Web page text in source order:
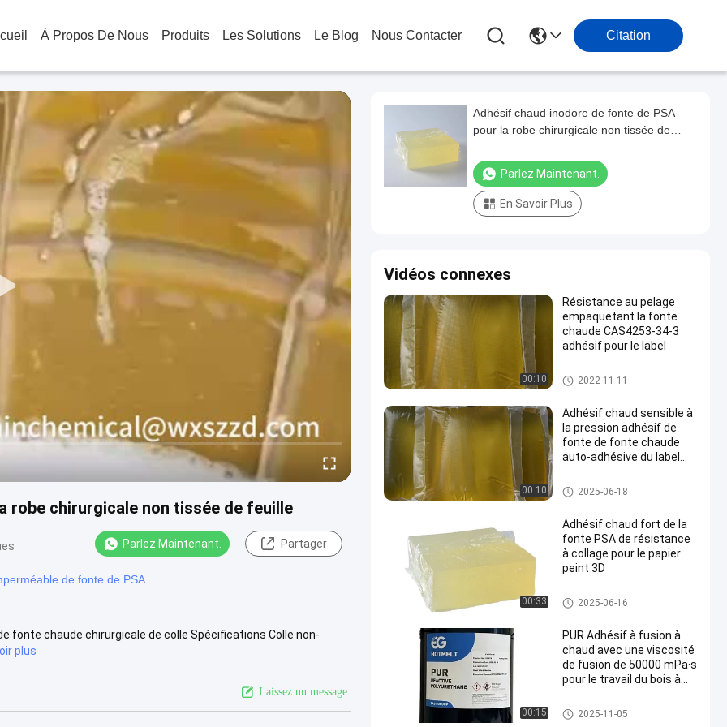
À Propos De Nous Produits Les Solutions Le Blog Nous Contacter Citation
robe chirurgicale non tissée de feuille
Parlez Maintenant. Partager
de fonte de PSA
fonte chaude chirurgicale de colle Spécifications Colle non-
plus
Laissez un message.
Adhésif chaud inodore de fonte de PSA
pour la robe chirurgicale non tissée de
Parlez Maintenant.
En Savoir Plus
Vidéos connexes
00:10
Résistance au pelage
empaquetant la fonte
chaude CAS4253-34-3
adhésif pour le label
Adhésif chaud de empaquetag
e de fonte
2022-11-11
00:10
Adhésif chaud sensible à
la pression adhésif de
fonte de fonte chaude
auto-adhésive du label
Adhésif chaud de fonte de PS
A
2025-06-18
00:33
Adhésif chaud fort de la
fonte PSA de résistance
à collage pour le papier
peint 3D
Adhésif chaud de fonte de PS
A
2025-06-16
00:15
PUR Adhésif à fusion à
chaud avec une viscosité
de fusion de 50000 mPa·s
pour le travail du bois à
service de 120 °C à 140 °C
et un point de
Adhésif chaud de fonte de trav
ail du bois
2025-11-05